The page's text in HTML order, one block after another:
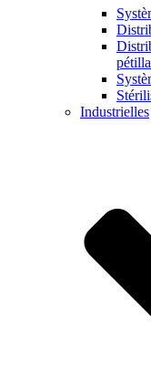
Industrielles